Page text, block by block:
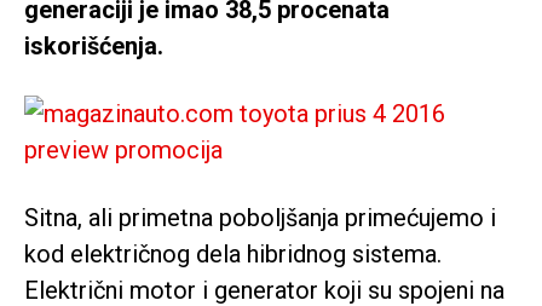
generaciji je imao 38,5 procenata
iskorišćenja.
Sitna, ali primetna poboljšanja primećujemo i
kod električnog dela hibridnog sistema.
Električni motor i generator koji su spojeni na